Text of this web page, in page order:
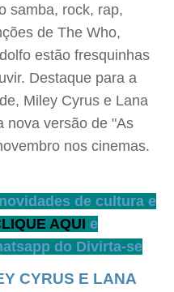
samba, rock, rap,
de The Who,
estão fresquinhas
Destaque para a
Miley Cyrus e Lana
nova versão de "As
nos cinemas.
de cultura e
AQUI e
do Divirta-se
CYRUS E LANA